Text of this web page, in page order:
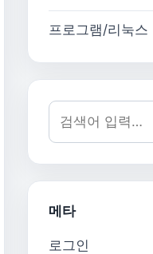
프로그램/리눅스
검색어:
메타
로그인